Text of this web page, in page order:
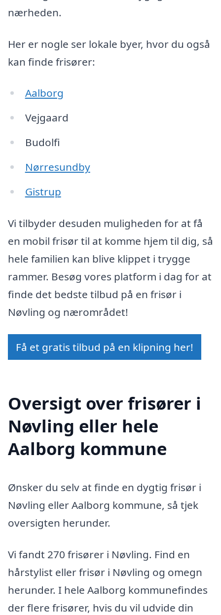
nærheden.
Her er nogle ser lokale byer, hvor du også
kan finde frisører:
Aalborg
Vejgaard
Budolfi
Nørresundby
Gistrup
Vi tilbyder desuden muligheden for at få
en mobil frisør til at komme hjem til dig, så
hele familien kan blive klippet i trygge
rammer. Besøg vores platform i dag for at
finde det bedste tilbud på en frisør i
Nøvling og nærområdet!
Få et gratis tilbud på en klipning her!
Oversigt over frisører i
Nøvling eller hele
Aalborg kommune
Ønsker du selv at finde en dygtig frisør i
Nøvling eller Aalborg kommune, så tjek
oversigten herunder.
Vi fandt 270 frisører i Nøvling. Find en
hårstylist eller frisør i Nøvling og omegn
herunder. I hele Aalborg kommunefindes
der flere frisører, hvis du vil udvide din